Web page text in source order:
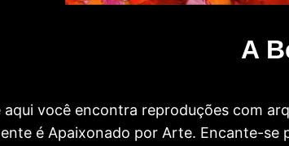
A
aqui você encontra reproduções com
é Apaixonado por Arte. Encante-se